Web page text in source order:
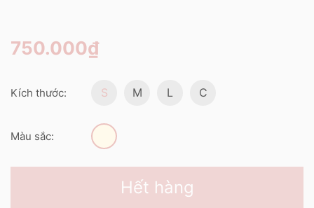
750.000₫
Kích thước: S M L C
Màu sắc:
Hết hàng